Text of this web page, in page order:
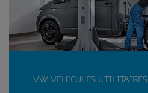
VW VÉHICULES UTILITAIRES